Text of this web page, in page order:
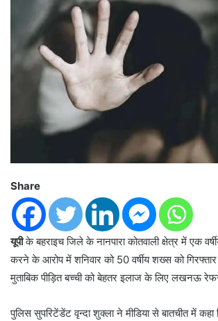
Share
यूपीके बहराइच जिले के नानपारा कोतवाली क्षेत्र में एक
करने के आरोप में शनिवार को 50 वर्षीय शख्स को गिरफ्तार
मुताबिक पीड़ित बच्ची को बेहतर इलाज के लिए लखनऊ
पुलिस सुपरिटेंडेंट वृन्दा शुक्ला ने मीडिया से बातचीत में